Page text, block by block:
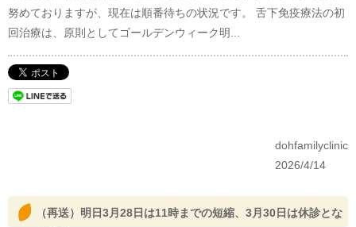
努めておりますが、現在は順番待ちの状況です。 舌下免疫療法の初
回治療は、原則としてゴールデンウィーク明...
dohfamilyclinic
2026/4/14
（再送）明日3月28日は11時までの短縮、3月30日は休診とな